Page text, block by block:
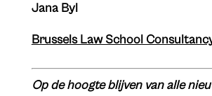
Jana Byl
Brussels Law School
Op de hoogte blijven van alle